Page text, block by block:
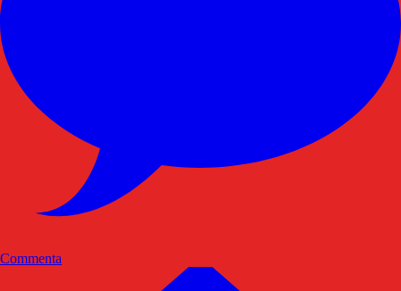
Commenta